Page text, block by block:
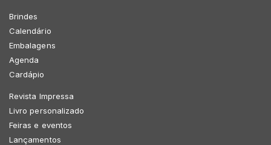
Brindes
Calendário
Embalagens
Agenda
Cardápio
Revista Impressa
Livro personalizado
Feiras e eventos
Lançamentos